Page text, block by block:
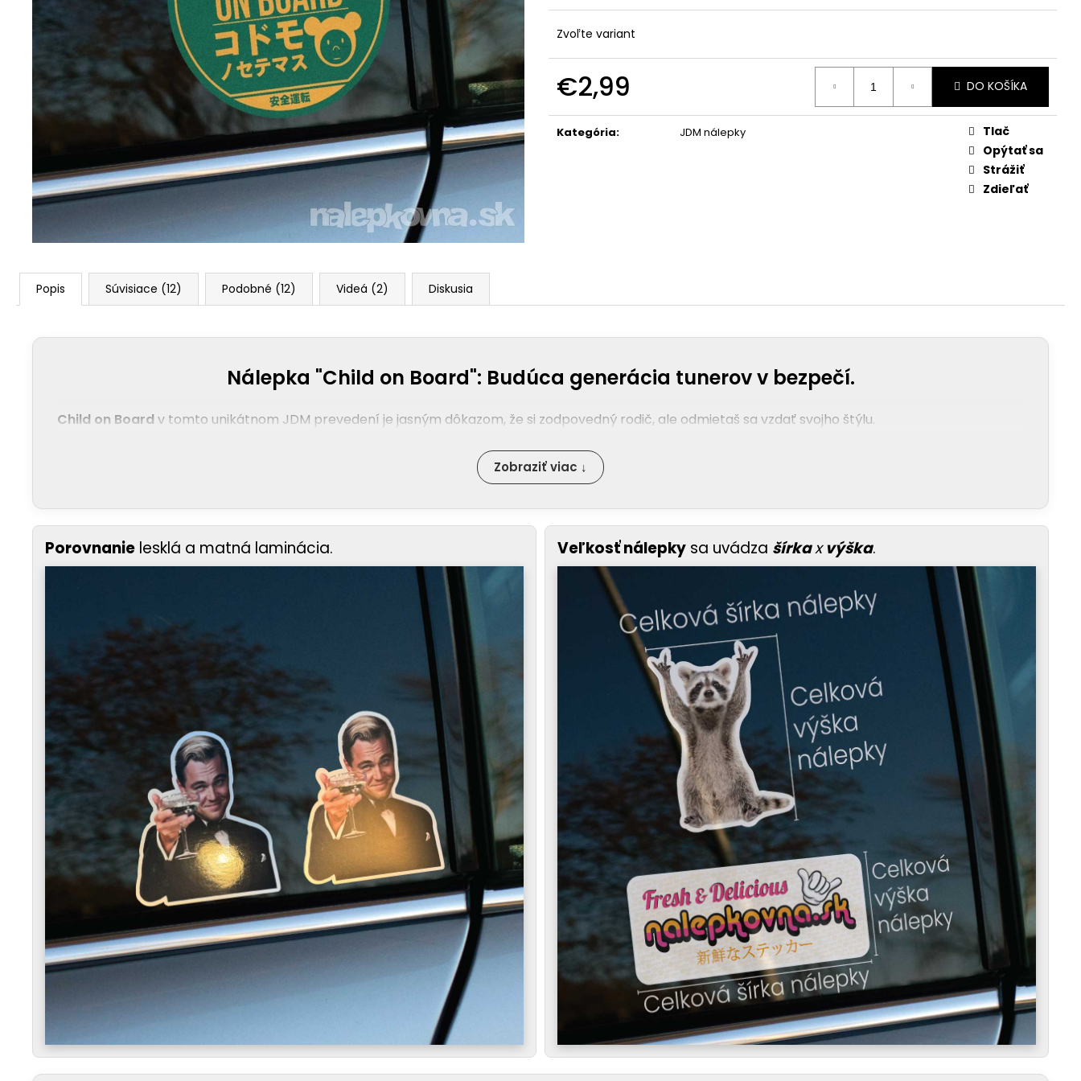
Zvoľte variant
€2,99
cena:
DO KOŠÍKA
Kategória: JDM nálepky
Tlač
Opýtať sa
Strážiť
Zdieľať
Popis Súvisiace (12) Podobné (12) Videá (2) Diskusia
Nálepka "Child on Board": Budúca generácia tunerov v bezpečí.
Child on Boardv tomto unikátnom JDM prevedení je jasným dôkazom, že si zodpovedný rodič, ale odmietaš sa vzdať svojho štýlu.
Zobraziť viac ↓
Porovnanie lesklá a matná laminácia. Veľkosť nálepky sa uvádza šírkaxvýška.